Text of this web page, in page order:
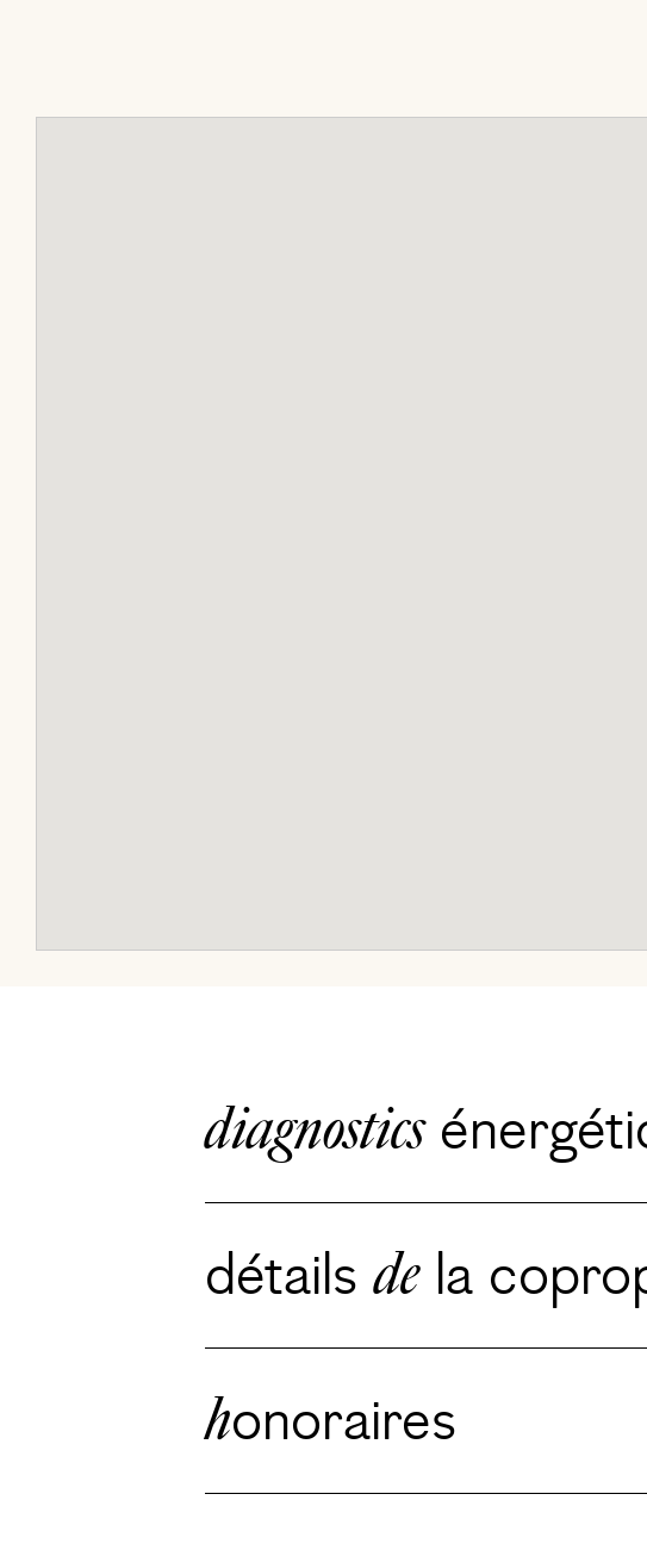
diagnostics
détailsdela
honoraires